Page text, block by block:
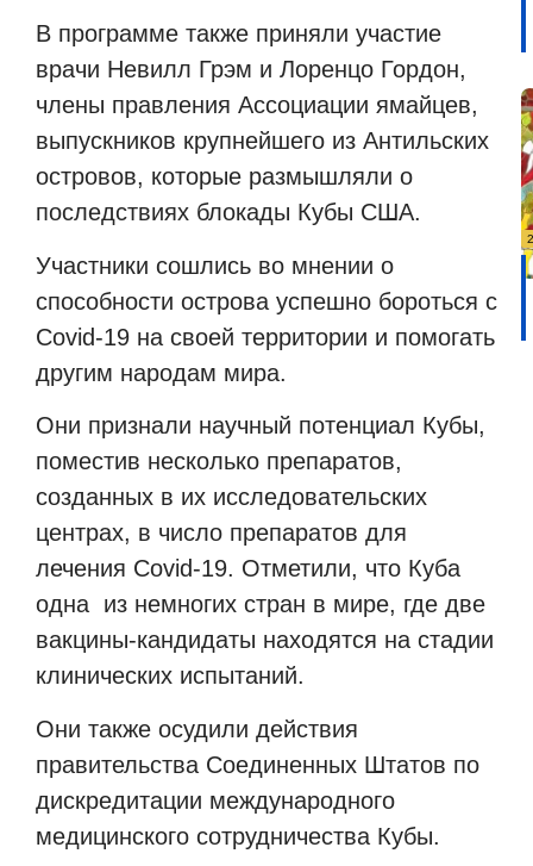
В программе также приняли участие
врачи Невилл Грэм и Лоренцо Гордон,
члены правления Ассоциации ямайцев,
выпускников крупнейшего из Антильских
островов, которые размышляли о
последствиях блокады Кубы США.
Участники сошлись во мнении о
способности острова успешно бороться с
Covid-19 на своей территории и помогать
другим народам мира.
Они признали научный потенциал Кубы,
поместив несколько препаратов,
созданных в их исследовательских
центрах, в число препаратов для
лечения Covid-19. Отметили, что Куба
одна из немногих стран в мире, где две
вакцины-кандидаты находятся на стадии
клинических испытаний.
Они также осудили действия
правительства Соединенных Штатов по
дискредитации международного
медицинского сотрудничества Кубы.